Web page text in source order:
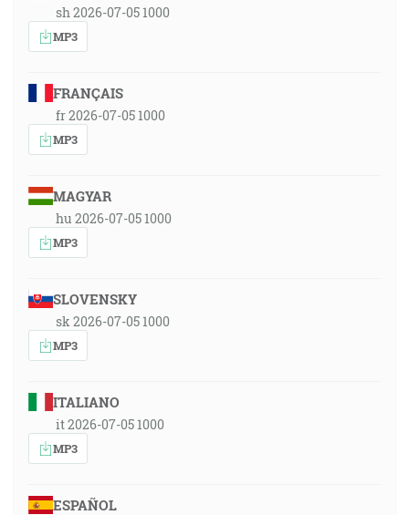
sh 2026-07-05 1000
MP3
FRANÇAIS
fr 2026-07-05 1000
MP3
MAGYAR
hu 2026-07-05 1000
MP3
SLOVENSKY
sk 2026-07-05 1000
MP3
ITALIANO
it 2026-07-05 1000
MP3
ESPAÑOL